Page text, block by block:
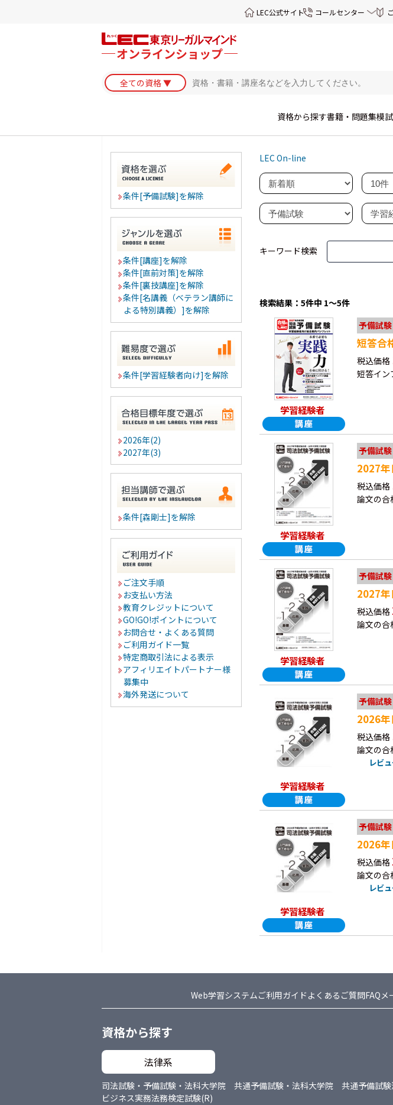
LEC公式サイト コールセンター
資格から探す書籍・問題集模
条件[予備試験]を解除
条件[講座]を解除
条件[直前対策]を解除
条件[裏技講座]を解除
条件[名講義（ベテラン講師に
よる特別講義）]を解除
条件[学習経験者向け]を解除
2026年(2)
2027年(3)
条件[森剛士]を解除
ご注文手順
お支払い方法
教育クレジットについて
GO!GO!ポイントについて
お問合せ・よくある質問
ご利用ガイド一覧
特定商取引法による表示
アフィリエイトパートナー様
募集中
海外発送について
LEC On-line
キーワード検索
検索結果：5件中 1～5件
学習経験者
予備試験
短答合
税込価格
短答イン
学習経験者
予備試験
2027
税込価格
論文の合
学習経験者
予備試験
2027
税込価格
論文の合
学習経験者
予備試験
2026
税込価格
論文の合
レビ
学習経験者
予備試験
2026
税込価格
論文の合
レビ
Web学習システムご利用ガイド よくあるご質問FAQメ
資格から探す
法律系
司法試験・予備試験・法科大学院 共通予備試験・法科大学院 共通予備試験
ビジネス実務法務検定試験(R)